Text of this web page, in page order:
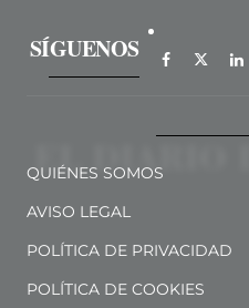
SÍGUENOS
QUIÉNES SOMOS
AVISO LEGAL
POLÍTICA DE PRIVACIDAD
POLÍTICA DE COOKIES